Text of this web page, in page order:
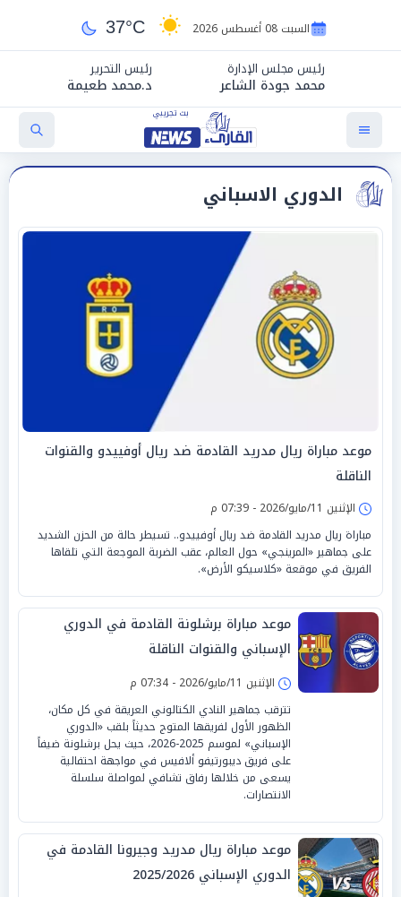
السبت 08 أغسطس 2026 37°C
رئيس مجلس الإدارة
محمد جودة الشاعر
رئيس التحرير
د.محمد طعيمة
الدوري الاسباني
موعد مباراة ريال مدريد القادمة ضد ريال أوفييدو والقنوات
الناقلة
الإثنين 11/مايو/2026 - 07:39 م
مباراة ريال مدريد القادمة ضد ريال أوفييدو.. تسيطر حالة من الحزن الشديد
على جماهير «المرينجي» حول العالم، عقب الضربة الموجعة التي تلقاها
الفريق في موقعة «كلاسيكو الأرض».
موعد مباراة برشلونة القادمة في الدوري
الإسباني والقنوات الناقلة
الإثنين 11/مايو/2026 - 07:34 م
تترقب جماهير النادي الكتالوني العريقة في كل مكان،
الظهور الأول لفريقها المتوج حديثاً بلقب «الدوري
الإسباني» لموسم 2025-2026، حيث يحل برشلونة ضيفاً
على فريق ديبورتيفو ألافيس في مواجهة احتفالية
يسعى من خلالها رفاق تشافي لمواصلة سلسلة
الانتصارات.
موعد مباراة ريال مدريد وجيرونا القادمة في
الدوري الإسباني 2025/2026